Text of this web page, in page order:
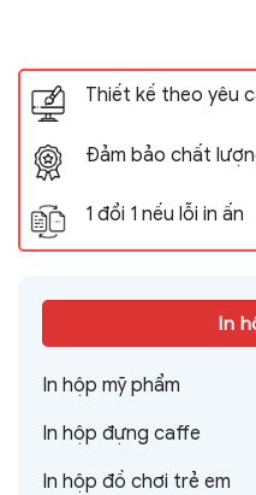
Thiết kế theo yêu
Đảm bảo chất
1 đổi 1 nếu lỗi in ấn
In
In hộp mỹ phẩm
In hộp đựng caffe
In hộp đồ chơi trẻ em